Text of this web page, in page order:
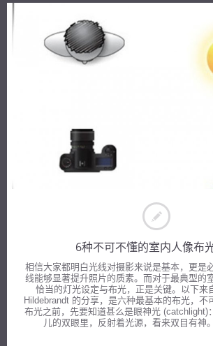
6种不可不懂的室内人像布
相信大家都明白光线对摄影来说是基本，更是
线能够显著提升照片的质素。而对于最典型的
恰当的灯光设定与布光，正是关键。以下来
Hildebrandt 的分享，是六种最基本的布光，
布光之前，先要知道甚么是眼神光
儿的双眼里，反射着光源，看来双目有神